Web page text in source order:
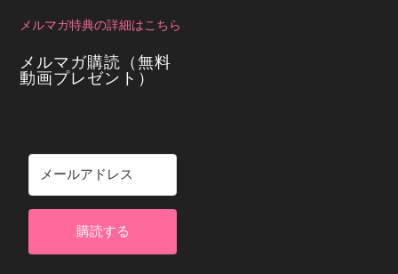
メルマガ特典の詳細はこちら
メルマガ購読（無料
動画プレゼント）
購読する